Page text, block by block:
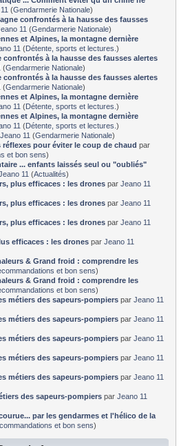
(Gendarmerie Nationale)
confrontés à la hausse des fausses
11 (Gendarmerie Nationale)
et Alpines, la montagne dernière
11 (Détente, sports et lectures. )
confrontés à la hausse des fausses alertes
(Gendarmerie Nationale)
confrontés à la hausse des fausses alertes
(Gendarmerie Nationale)
et Alpines, la montagne dernière
11 (Détente, sports et lectures. )
et Alpines, la montagne dernière
11 (Détente, sports et lectures. )
Jeano 11 (Gendarmerie Nationale)
pour éviter le coup de chaud par
et bon sens)
... enfants laissés seul ou "oubliés"
11 (Actualités)
plus efficaces : les drones par Jeano 11
plus efficaces : les drones par Jeano 11
plus efficaces : les drones par Jeano 11
efficaces : les drones par Jeano 11
& Grand froid : comprendre les
et bon sens)
& Grand froid : comprendre les
et bon sens)
métiers des sapeurs-pompierspar Jeano 11
métiers des sapeurs-pompierspar Jeano 11
métiers des sapeurs-pompierspar Jeano 11
métiers des sapeurs-pompierspar Jeano 11
métiers des sapeurs-pompierspar Jeano 11
des sapeurs-pompierspar Jeano 11
par les gendarmes et l'hélico de la
et bon sens)